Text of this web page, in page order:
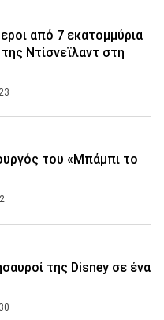
από 7 εκατομμύρια
Ντίσνεϊλαντ στη
του «Μπάμπι το
της Disney σε ένα